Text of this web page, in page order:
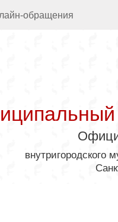
обращения
внутригородского